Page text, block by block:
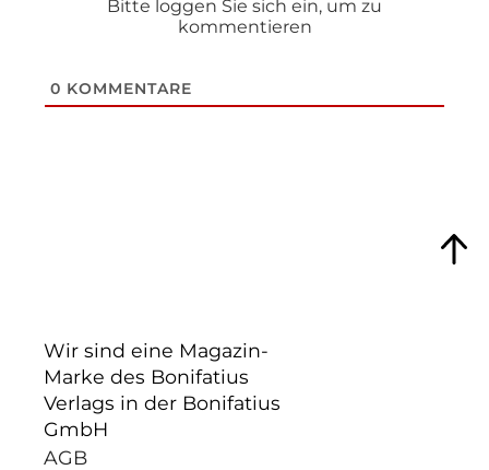
Bitte loggen Sie sich ein, um zu
kommentieren
0 KOMMENTARE
Wir sind eine Magazin-
Marke des Bonifatius
Verlags in der Bonifatius
GmbH
AGB